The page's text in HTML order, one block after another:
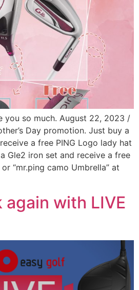
you so much. August 22, 2023 /
Day promotion. Just buy a
a free PING Logo lady hat
Gle2 iron set and receive a free
“mr.ping camo Umbrella” at
again with LIVE